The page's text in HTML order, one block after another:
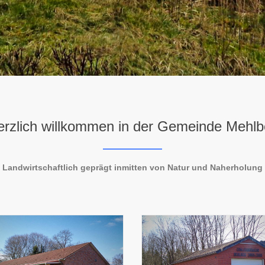
willkommen in der Gemeinde
Landwirtschaftlich geprägt inmitten von Natur und Naherholung